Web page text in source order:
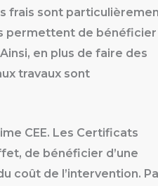
frais sont
permettent de bénéficier
en plus de faire des
travaux sont
CEE. Les Certificats
de bénéficier d’une
coût de l’intervention.